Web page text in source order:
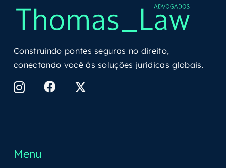
Construindo pontes seguras no direito,
conectando você ás soluções jurídicas globais.
Menu